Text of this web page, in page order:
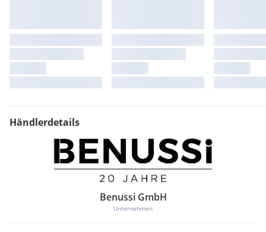
Händlerdetails
Benussi GmbH
Unternehmen